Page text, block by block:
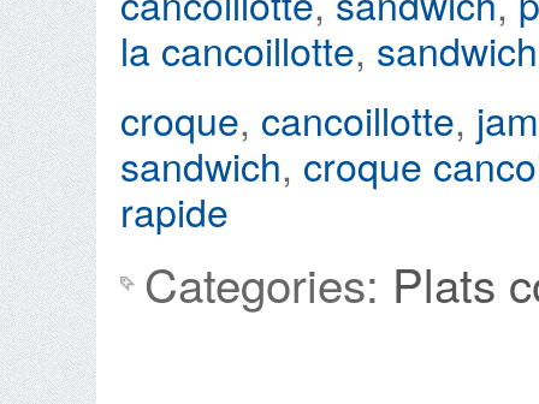
la cancoillotte,
croque, cancoillotte,
sandwich, croque
rapide
Categories: Plats